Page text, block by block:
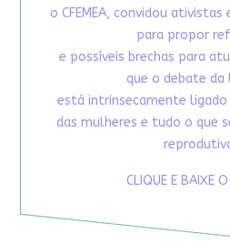
o CFEMEA, convidou
para propor
e possíveis brechas para
que o debate da
está intrinsecamente
das mulheres e tudo o que
CLIQUE E BAIXE